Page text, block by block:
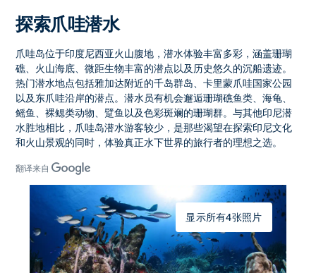
探索爪哇潜水
爪哇岛位于印度尼西亚火山腹地，潜水体验丰富多彩，涵盖珊瑚
礁、火山海底、微距生物丰富的潜点以及历史悠久的沉船遗迹。
热门潜水地点包括雅加达附近的千岛群岛、卡里蒙爪哇国家公园
以及东爪哇沿岸的潜点。潜水员有机会邂逅珊瑚礁鱼类、海龟、
鳐鱼、裸鳃类动物、躄鱼以及色彩斑斓的珊瑚群。与其他印尼潜
水胜地相比， 爪哇岛潜水游客较少，是那些渴望在探索印尼文化
和火山景观的同时，体验真正水下世界的旅行者的理想之选。
翻译来自
显示所有4张照片